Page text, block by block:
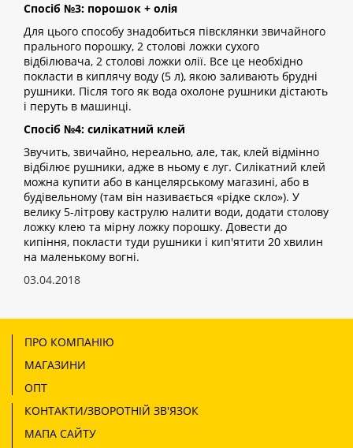
Спосіб №3: порошок + олія
Для цього способу знадобиться півсклянки звичайного
прального порошку, 2 столові ложки сухого
відбілювача, 2 столові ложки олії. Все це необхідно
покласти в киплячу воду (5 л), якою заливають брудні
рушники. Після того як вода охолоне рушники дістають
і перуть в машинці.
Спосіб №4: силікатний клей
Звучить, звичайно, нереально, але, так, клей відмінно
відбілює рушники, адже в ньому є луг. Силікатний клей
можна купити або в канцелярському магазині, або в
будівельному (там він називається «рідке скло»). У
велику 5-літрову каструлю налити води, додати столову
ложку клею та мірну ложку порошку. Довести до
кипіння, покласти туди рушники і кип'ятити 20 хвилин
на маленькому вогні.
03.04.2018
ПРО КОМПАНІЮ
МАГАЗИНИ
ОПТ
КОНТАКТИ/ЗВОРОТНІЙ ЗВ'ЯЗОК
МАПА САЙТУ